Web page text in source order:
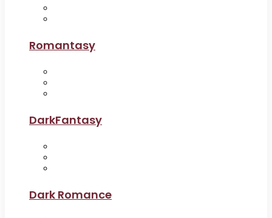
Romantasy
DarkFantasy
Dark Romance